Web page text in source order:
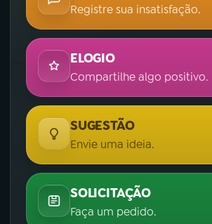
Registre sua insatisfação.
ELOGIO
Compartilhe algo positivo.
SUGESTÃO
Envie uma ideia.
SOLICITAÇÃO
Faça um pedido.